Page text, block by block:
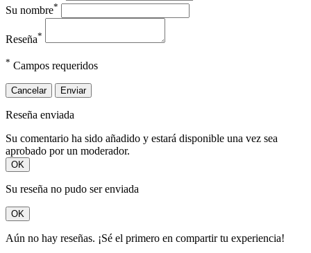
Su nombre*
Reseña*
* Campos requeridos
Cancelar Enviar
Reseña enviada
Su comentario ha sido añadido y estará disponible una vez sea
aprobado por un moderador.
OK
Su reseña no pudo ser enviada
OK
Aún no hay reseñas. ¡Sé el primero en compartir tu experiencia!